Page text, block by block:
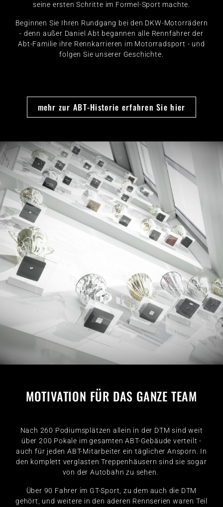
seine ersten Schritte im Formel-Sport machte.
Beginnen Sie Ihren Rundgang bei den DKW-Motorrädern
- denn außer Daniel Abt begannen alle Rennfahrer der
Abt-Familie ihre Rennkarrieren im Motorradsport - und
folgen Sie unserer Geschichte.
mehr zur ABT-Historie erfahren Sie hier
MOTIVATION FÜR DAS GANZE TEAM
Nach 260 Podiumsplätzen allein in der DTM sind weit
über 200 Pokale im gesamten ABT-Gebäude verteilt -
auch für jeden ABT-Mitarbeiter ein täglicher Ansporn. In
den komplett verglasten Treppenhäusern sind sie sogar
von der Autobahn zu sehen.
Über 90 Fahrer im GT-Sport, zu dem auch die DTM
gehört, und weitere in den aderen Rennserien waren Teil